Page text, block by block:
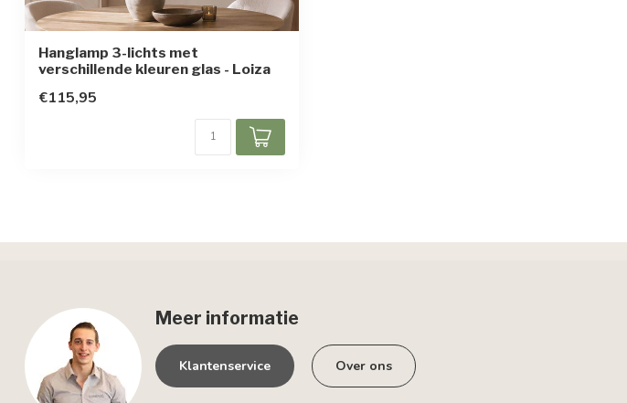
Hanglamp 3-lichts met
verschillende kleuren glas - Loiza
€115,95
Meer informatie
Klantenservice Over ons